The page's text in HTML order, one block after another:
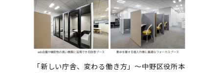
「新しい庁舎、変わる働き方」～中野区役所本